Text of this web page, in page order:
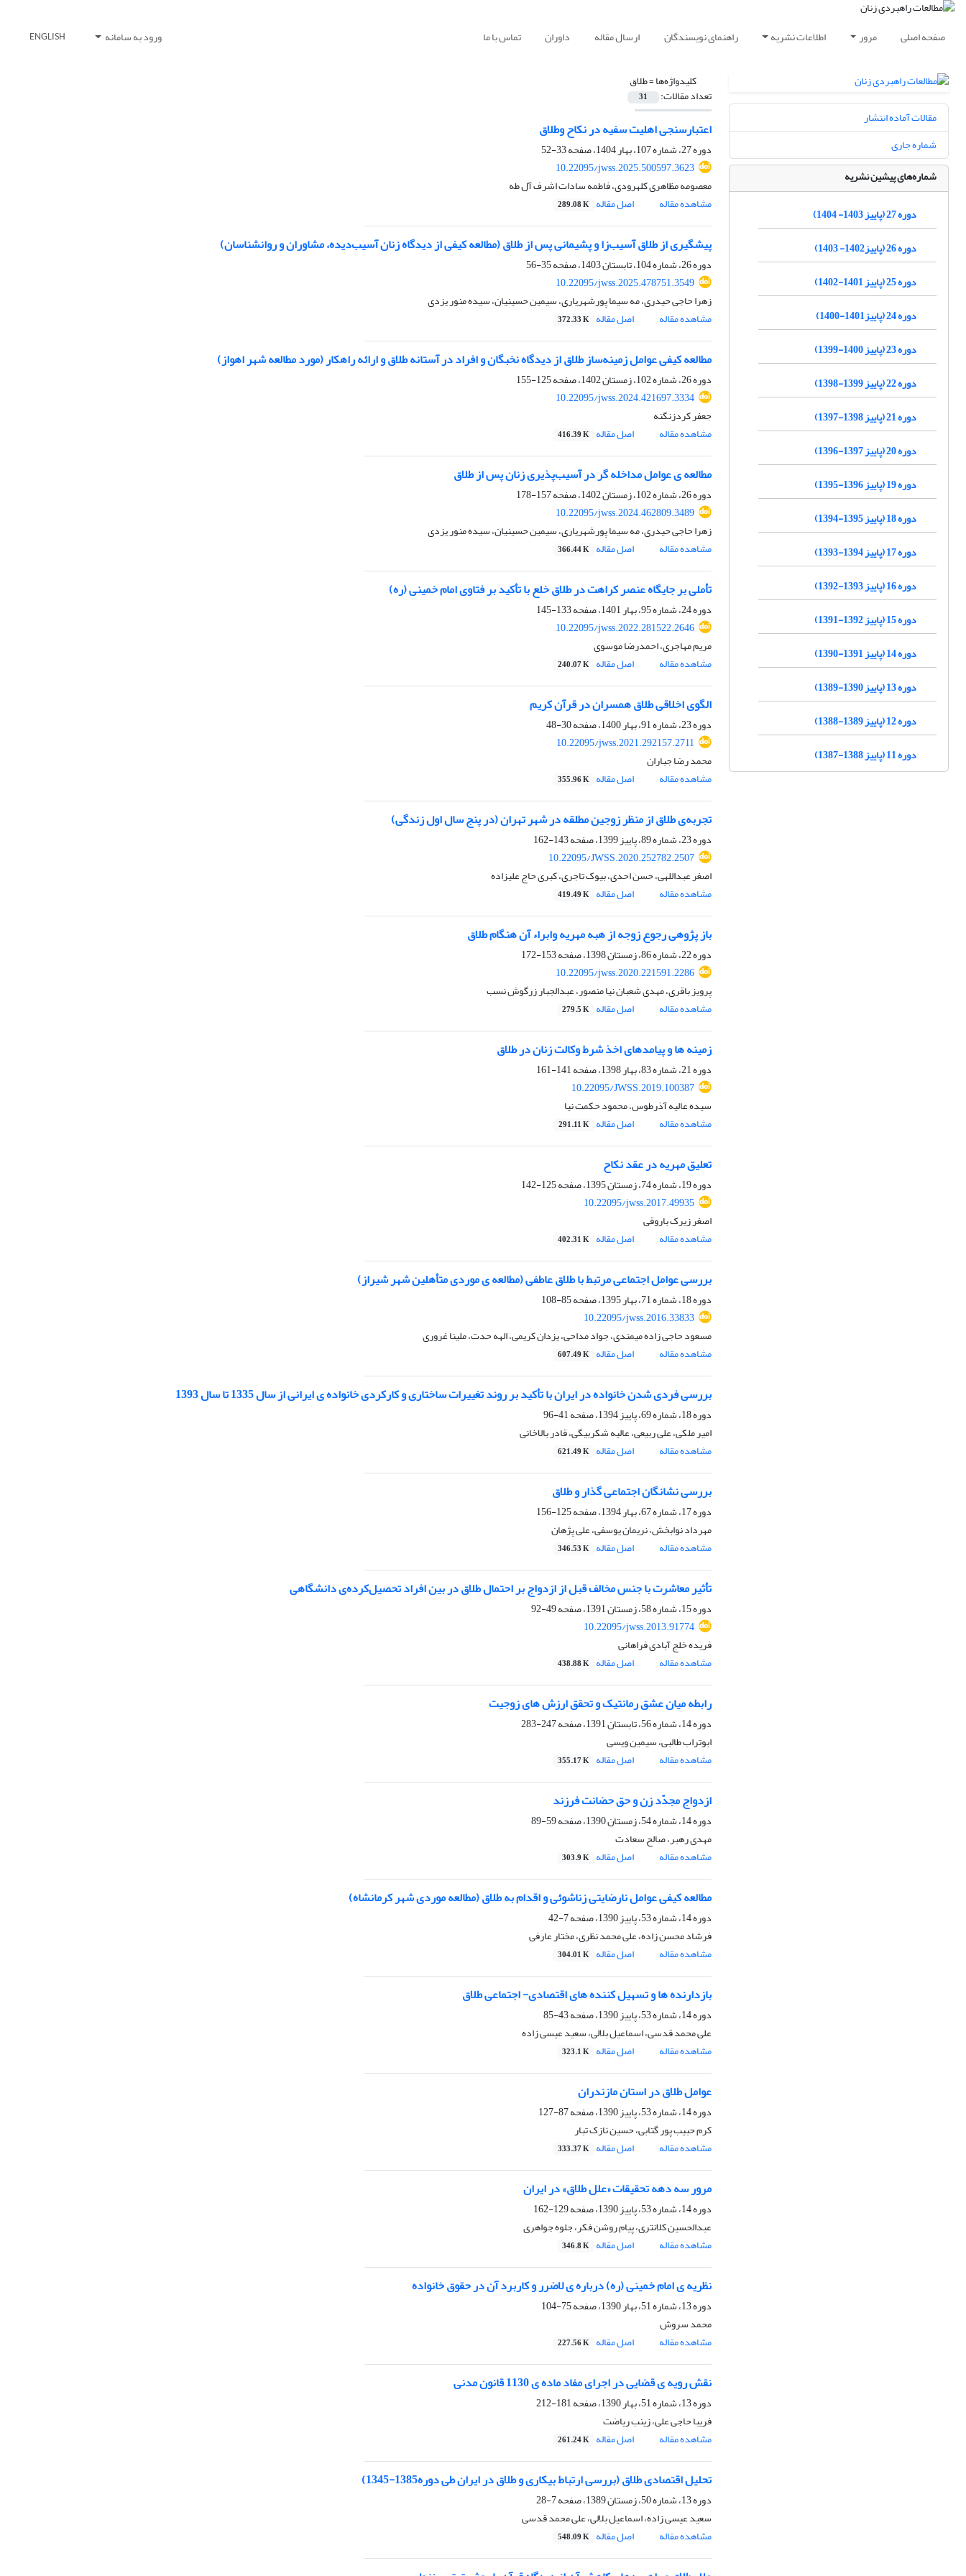
صفحه اصلی مرور اطلاعات نشریه راهنمای نویسندگان ارسال مقاله داوران تماس با ما ورود به سامانه ENGLISH
کلیدواژه‌ها =طلاق
تعداد مقالات: 31
اعتبارسنجی اهلیت سفیه در نکاح وطلاق
دوره 27، شماره 107، بهار 1404، صفحه
33-52
10.22095/jwss.2025.500597.3623
معصومه مظاهری کلهرودی، فاطمه سادات اشرف آل طه
مشاهده مقاله
اصل مقاله 289.08 K
پیشگیری از طلاق آسیب‌زا و پشیمانی پس از طلاق (مطالعه کیفی از دیدگاه زنان آسیب‌دیده، مشاوران و روانشناسان)
دوره 26، شماره 104، تابستان 1403، صفحه
35-56
10.22095/jwss.2025.478751.3549
زهرا حاجی حیدری، مه سیما پورشهریاری، سیمین حسینیان، سیده منور یزدی
مشاهده مقاله
اصل مقاله 372.33 K
مطالعه کیفی عوامل زمینه‌ساز طلاق از دیدگاه نخبگان و افراد در آستانه طلاق و ارائه راهکار (مورد مطالعه شهر اهواز)
دوره 26، شماره 102، زمستان 1402، صفحه
125-155
10.22095/jwss.2024.421697.3334
جعفر کردزنگنه
مشاهده مقاله
اصل مقاله 416.39 K
مطالعه ی عوامل مداخله گر در آسیب‌پذیری زنان پس از طلاق
دوره 26، شماره 102، زمستان 1402، صفحه
157-178
10.22095/jwss.2024.462809.3489
زهرا حاجی حیدری، مه سیما پورشهریاری، سیمین حسینیان، سیده منور یزدی
مشاهده مقاله
اصل مقاله 366.44 K
تأملی بر جایگاه عنصر کراهت در طلاق خلع با تأکید بر فتاوی امام خمینی (ره)
دوره 24، شماره 95، بهار 1401، صفحه
133-145
10.22095/jwss.2022.281522.2646
مریم مهاجری، احمدرضا موسوی
مشاهده مقاله
اصل مقاله 240.07 K
الگوی اخلاقی طلاق همسران در قرآن کریم
دوره 23، شماره 91، بهار 1400، صفحه
30-48
10.22095/jwss.2021.292157.2711
محمد رضا جباران
مشاهده مقاله
اصل مقاله 355.96 K
تجربه‌ی طلاق از منظر زوجین مطلقه در شهر تهران (در پنج سال اول زندگی)
دوره 23، شماره 89، پاییز 1399، صفحه
143-162
10.22095/JWSS.2020.252782.2507
اصغر عبداللهی، حسن احدی، بیوک تاجری، کبری حاج علیزاده
مشاهده مقاله
اصل مقاله 419.49 K
باز پژوهی رجوع زوجه از هبه مهریه وابراء آن هنگام طلاق
دوره 22، شماره 86، زمستان 1398، صفحه
153-172
10.22095/jwss.2020.221591.2286
پرویز باقری، مهدی شعبان نیا منصور، عبدالجبار زرگوش نسب
مشاهده مقاله
اصل مقاله 279.5 K
زمینه ها و پیامدهای اخذ شرط وکالت زنان در طلاق
دوره 21، شماره 83، بهار 1398، صفحه
141-161
10.22095/JWSS.2019.100387
سیده عالیه آذرطوس، محمود حکمت نیا
مشاهده مقاله
اصل مقاله 291.11 K
تعلیق مهریه در عقد نکاح
دوره 19، شماره 74، زمستان 1395، صفحه
125-142
10.22095/jwss.2017.49935
اصغر زیرک باروقی
مشاهده مقاله
اصل مقاله 402.31 K
بررسی عوامل اجتماعی مرتبط با طلاق عاطفی (مطالعه ی موردی متأهلین شهر شیراز)
دوره 18، شماره 71، بهار 1395، صفحه
85-108
10.22095/jwss.2016.33833
مسعود حاجی زاده میمندی، جواد مداحی، یزدان کریمی، الهه حدت، ملینا غروری
مشاهده مقاله
اصل مقاله 607.49 K
بررسی فردی شدن خانواده در ایران با تأکید بر روند تغییرات ساختاری و کارکردی خانواده ی ایرانی از سال 1335 تا سال 1393
دوره 18، شماره 69، پاییز 1394، صفحه
41-96
امیر ملکی، علی ربیعی، عالیه شکربیگی، قادر بالاخانی
مشاهده مقاله
اصل مقاله 621.49 K
بررسی نشانگان اجتماعی گذار و طلاق
دوره 17، شماره 67، بهار 1394، صفحه
125-156
مهرداد نوابخش، نریمان یوسفی، علی پژهان
مشاهده مقاله
اصل مقاله 346.53 K
تأثیر معاشرت‌ با جنس مخالف قبل از ازدواج بر احتمال طلاق در بین افراد تحصیل‌کرده‌ی دانشگاهی
دوره 15، شماره 58، زمستان 1391، صفحه
49-92
10.22095/jwss.2013.91774
فریده خلج آبادی فراهانی
مشاهده مقاله
اصل مقاله 438.88 K
رابطه میان عشق رمانتیک و تحقق ارزش های زوجیت
دوره 14، شماره 56، تابستان 1391، صفحه
247-283
ابوتراب طالبی، سیمین ویسی
مشاهده مقاله
اصل مقاله 355.17 K
ازدواج مجدّد زن و حق حضانت فرزند
دوره 14، شماره 54، زمستان 1390، صفحه
59-89
مهدی رهبر، صالح سعادت
مشاهده مقاله
اصل مقاله 303.9 K
مطالعه کیفی عوامل نارضایتی زناشوئی و اقدام به طلاق (مطالعه موردی شهر کرمانشاه)
دوره 14، شماره 53، پاییز 1390، صفحه
7-42
فرشاد محسن زاده، علی محمد نظری، مختار عارفی
مشاهده مقاله
اصل مقاله 304.01 K
بازدارنده ها و تسهیل کننده های اقتصادی- اجتماعی طلاق
دوره 14، شماره 53، پاییز 1390، صفحه
43-85
علی محمد قدسی، اسماعیل بلالی، سعید عیسی زاده
مشاهده مقاله
اصل مقاله 323.1 K
عوامل طلاق در استان مازندران
دوره 14، شماره 53، پاییز 1390، صفحه
87-127
کرم حبیب پور گتابی، حسین نازک تبار
مشاهده مقاله
اصل مقاله 333.37 K
مرور سه دهه تحقیقات «علل طلاق» در ایران
دوره 14، شماره 53، پاییز 1390، صفحه
129-162
عبدالحسین کلانتری، پیام روشن فکر، جلوه جواهری
مشاهده مقاله
اصل مقاله 346.8 K
نظریه ی امام خمینی (ره) درباره ی لاضرر و کاربرد آن در حقوق خانواده
دوره 13، شماره 51، بهار 1390، صفحه
75-104
محمد سروش
مشاهده مقاله
اصل مقاله 227.56 K
نقش رویه ی قضایی در اجرای مفاد ماده ی 1130 قانون مدنی
دوره 13، شماره 51، بهار 1390، صفحه
181-212
فریبا حاجی علی، زینب ریاضت
مشاهده مقاله
اصل مقاله 261.24 K
تحلیل اقتصادی طلاق (بررسی ارتباط بیکاری و طلاق در ایران طی دوره1385-1345)
دوره 13، شماره 50، زمستان 1389، صفحه
7-28
سعید عیسی زاده، اسماعیل بلالی، علی محمد قدسی
مشاهده مقاله
اصل مقاله 548.09 K
مقالات آماده انتشار
شماره جاری
شماره‌های پیشین نشریه
دوره 27 (پاییز 1403- 1404)
دوره 26 (پاییز1402- 1403)
دوره 25 (پاییز 1401-1402)
دوره 24 (پاییز1401-1400)
دوره 23 (پاییز 1400-1399)
دوره 22 (پاییز 1399-1398)
دوره 21 (پاییز 1398-1397)
دوره 20 (پاییز 1397-1396)
دوره 19 (پاییز 1396-1395)
دوره 18 (پاییز 1395-1394)
دوره 17 (پاییز 1394-1393)
دوره 16 (پاییز 1393-1392)
دوره 15 (پاییز 1392-1391)
دوره 14 (پاییز 1391-1390)
دوره 13 (پاییز 1390-1389)
دوره 12 (پاییز 1389-1388)
دوره 11 (پاییز 1388-1387)